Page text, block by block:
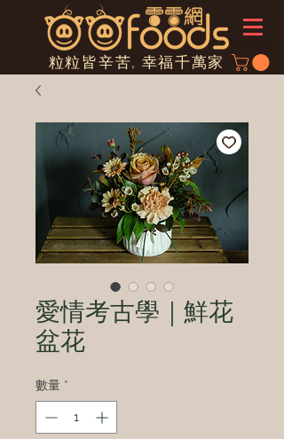
粒粒皆辛苦, 幸福千萬家
愛情考古學｜鮮花
盆花
數量 *